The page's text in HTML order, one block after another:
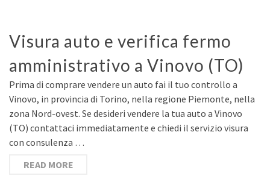
Visura auto e verifica fermo
amministrativo a Vinovo (TO)
Prima di comprare vendere un auto fai il tuo controllo a
Vinovo, in provincia di Torino, nella regione Piemonte, nella
zona Nord-ovest. Se desideri vendere la tua auto a Vinovo
(TO) contattaci immediatamente e chiedi il servizio visura
con consulenza …
READ MORE